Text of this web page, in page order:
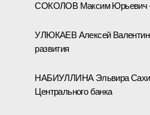
СОКОЛОВ Максим Юрьевич
УЛЮКАЕВ Алексей
развития
НАБИУЛЛИНА Эльвира
Центрального банка